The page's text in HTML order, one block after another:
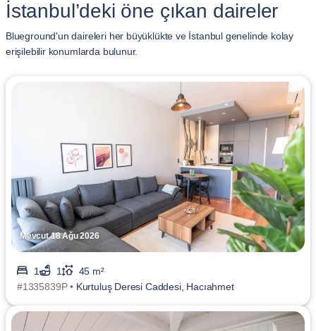
İstanbul’deki öne çıkan daireler
Blueground'un daireleri her büyüklükte ve İstanbul genelinde kolay
erişilebilir konumlarda bulunur.
Mevcut 18 Ağu 2026
1 1
45 m²
#1335839P • Kurtuluş Deresi Caddesi, Hacıahmet